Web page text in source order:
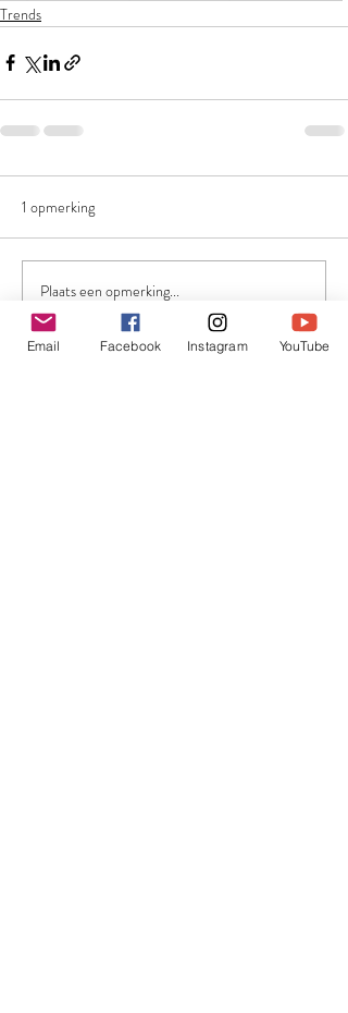
Trends
1 opmerking
Plaats een opmerking...
Nieuwste
Email Facebook Instagram YouTube